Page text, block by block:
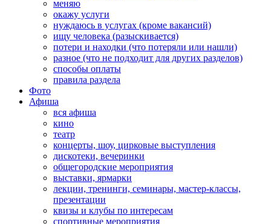
меняю
окажу услуги
нуждаюсь в услугах (кроме вакансий)
ищу человека (разыскивается)
потери и находки (что потеряли или нашли)
разное (что не подходит для других разделов)
способы оплаты
правила раздела
Фото
Афиша
вся афиша
кино
театр
концерты, шоу, цирковые выступления
дискотеки, вечеринки
общегородские мероприятия
выставки, ярмарки
лекции, тренинги, семинары, мастер-классы,
презентации
квизы и клубы по интересам
спортивные мероприятия